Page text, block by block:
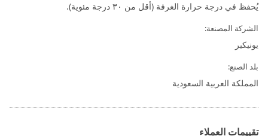
يُحفظ في درجة حرارة الغرفة (أقل من ٣٠ درجة مئوية).
الشركة المصنعة:
يونيكير
بلد الصنع:
المملكة العربية السعودية
تقييمات العملاء